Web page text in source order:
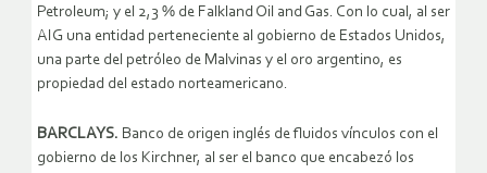
Petroleum; y el 2,3 % de Falkland Oil and Gas. Con lo cual, al ser
AIG una entidad perteneciente al gobierno de Estados Unidos,
una parte del petróleo de Malvinas y el oro argentino, es
propiedad del estado norteamericano.
BARCLAYS. Banco de origen inglés de fluidos vínculos con el
gobierno de los Kirchner, al ser el banco que encabezó los